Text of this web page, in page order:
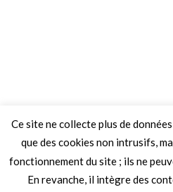
Ce site ne collecte plus de
que des cookies non intrusifs,
fonctionnement du site ; ils ne
En revanche, il intègre des